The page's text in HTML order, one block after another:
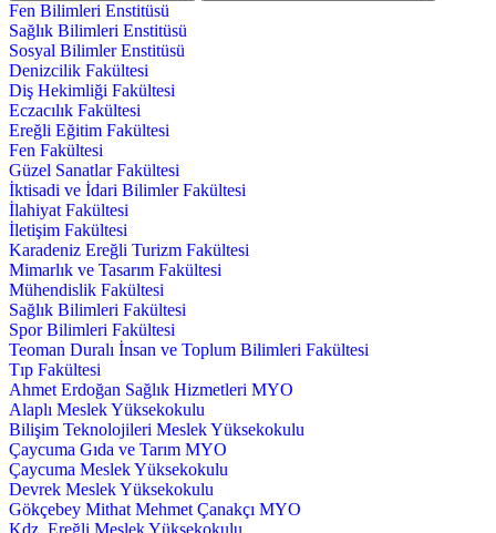
Fen Bilimleri Enstitüsü
Sağlık Bilimleri Enstitüsü
Sosyal Bilimler Enstitüsü
Denizcilik Fakültesi
Diş Hekimliği Fakültesi
Eczacılık Fakültesi
Ereğli Eğitim Fakültesi
Fen Fakültesi
Güzel Sanatlar Fakültesi
İktisadi ve İdari Bilimler Fakültesi
İlahiyat Fakültesi
İletişim Fakültesi
Karadeniz Ereğli Turizm Fakültesi
Mimarlık ve Tasarım Fakültesi
Mühendislik Fakültesi
Sağlık Bilimleri Fakültesi
Spor Bilimleri Fakültesi
Teoman Duralı İnsan ve Toplum Bilimleri Fakültesi
Tıp Fakültesi
Ahmet Erdoğan Sağlık Hizmetleri MYO
Alaplı Meslek Yüksekokulu
Bilişim Teknolojileri Meslek Yüksekokulu
Çaycuma Gıda ve Tarım MYO
Çaycuma Meslek Yüksekokulu
Devrek Meslek Yüksekokulu
Gökçebey Mithat Mehmet Çanakçı MYO